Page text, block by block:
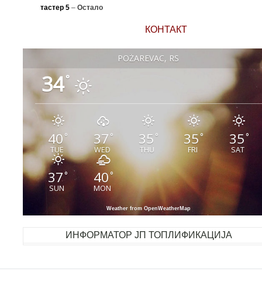
тастер 5 – Остало
КОНТАКТ
POŽAREVAC, RS
34°
40°
TUE
37°
WED
35 °
THU
35°
FRI
35°
SAT
37°
SUN
40°
MON
Weather from OpenWeatherMap
ИНФОРМАТОР ЈП ТОПЛИФИКАЦИЈА